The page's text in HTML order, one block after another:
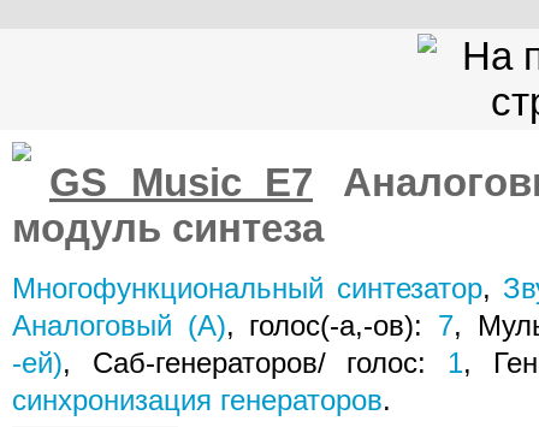
GS Music E7
модуль синтеза
Многофункциональный синтезатор,
Аналоговый (A), голос(-а,-ов): 7,
-ей), Саб-генераторов/ голос: 1,
синхронизация генераторов.